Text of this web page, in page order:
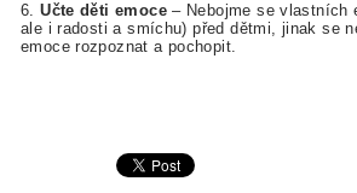
6. Učte děti emoce– Nebojme se vlastních
ale i radosti a smíchu) před dětmi, jinak se
emoce rozpoznat a pochopit.